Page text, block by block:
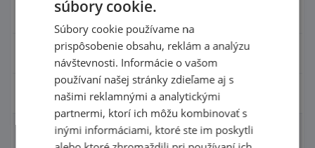
Hračky - Tematika
Hudobné nástroje
Výtvarné pomôcky - Kreativita
súbory cookie.
Súbory cookie používame na
prispôsobenie obsahu, reklám a analýzu
návštevnosti. Informácie o vašom
používaní našej stránky zdieľame aj s
našimi reklamnými a analytickými
partnermi, ktorí ich môžu kombinovať s
inými informáciami, ktoré ste im poskytli